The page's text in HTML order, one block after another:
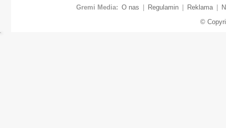
Gremi Media: O nas Regulamin Reklama
©